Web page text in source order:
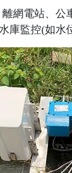
網電站、
監控(如水